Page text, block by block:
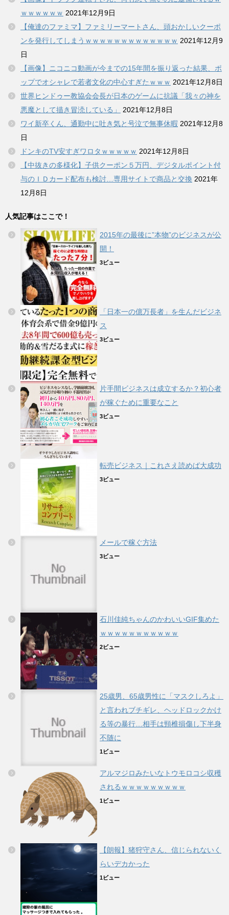
ｗｗｗｗｗｗ 2021年12月9日
【俺達のファミマ】ファミリーマートさん、頭おかしいクーポ
ンを発行してしまうｗｗｗｗｗｗｗｗｗｗｗｗｗ 2021年12月9
日
【画像】ニコニコ動画が今までの15年間を振り返った結果、ポ
ップでオシャレで若者文化の中心すぎたｗｗｗ 2021年12月8日
世界ヒンドゥー教協会会長が日本のゲームに抗議「我々の神を
悪魔として描き冒涜している」
2021年12月8日
ワイ新卒くん、通勤中に吐き気と号泣で無事休暇 2021年12月8
日
ドンキのTV安すぎワロタｗｗｗｗｗ 2021年12月8日
【中抜きの多様化】子供クーポン５万円、デジタルポイント付
与のＩＤカード配布も検討…専用サイトで商品と交換 2021年
12月8日
人気記事はここで！
2015年の最後に”本物”のビジネスが公
開！
3ビュー
「日本一の億万長者」を生んだビジネ
ス
3ビュー
片手間ビジネスは成立するか？初心者
が稼ぐために重要なこと
3ビュー
転売ビジネス｜これさえ読めば大成功
3ビュー
メールで稼ぐ方法
3ビュー
石川佳純ちゃんのかわいいGIF集めた
ｗｗｗｗｗｗｗｗｗｗｗ
2ビュー
25歳男、65歳男性に「マスクしろよ」
と言われブチギレ、ヘッドロックかけ
る等の暴行…相手は頸椎損傷し下半身
不随に
1ビュー
アルマジロみたいなトウモロコシ収穫
されるｗｗｗｗｗｗｗｗｗ
1ビュー
【朗報】猪狩守さん、信じられないく
らいデカかった
1ビュー